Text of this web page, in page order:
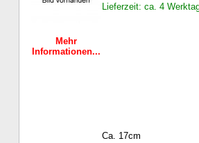
Mehr
Informationen...
Lieferzeit: ca. 4
Ca. 17cm